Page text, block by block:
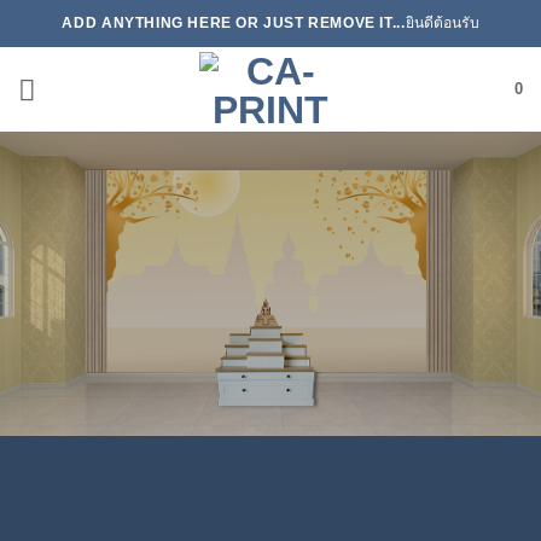
ไป
เนื้อหา
ADD ANYTHING HERE OR JUST REMOVE IT...ยินดีต้อนรับ
0